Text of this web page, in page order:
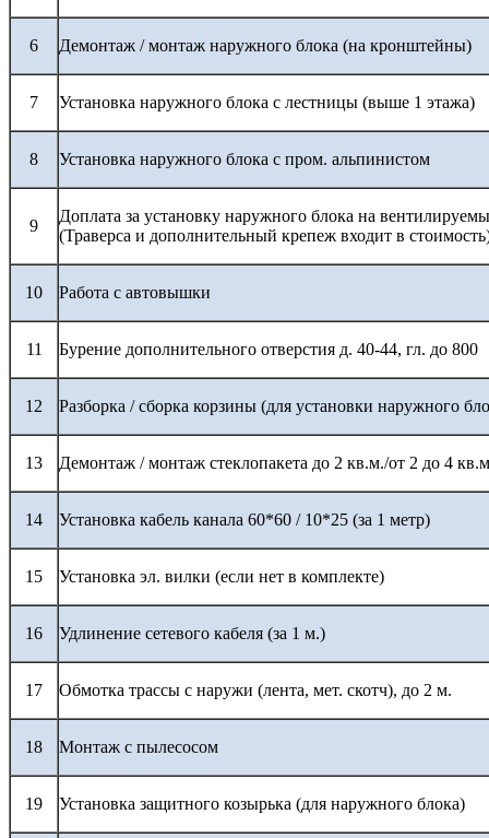
6 Демонтаж / монтаж наружного блока (на кронштейны)
7 Установка наружного блока с лестницы (выше 1 этажа)
8 Установка наружного блока с пром. альпинистом
9
Доплата за установку наружного блока на
(Траверса и дополнительный крепеж входит в
10 Работа с автовышки
11 Бурение дополнительного отверстия д. 40-44, гл. до 800
12 Разборка / сборка корзины (для установки наружного
13 Демонтаж / монтаж стеклопакета до 2 кв.м./от 2 до 4
14 Установка кабель канала 60*60 / 10*25 (за 1 метр)
15 Установка эл. вилки (если нет в комплекте)
16 Удлинение сетевого кабеля (за 1 м.)
17 Обмотка трассы с наружи (лента, мет. скотч), до 2 м.
18 Монтаж с пылесосом
19 Установка защитного козырька (для наружного блока)